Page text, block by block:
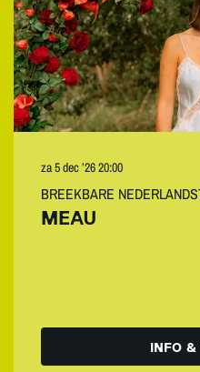
MEAU
BREEKBARE
za 5 dec ’2620:00
INFO